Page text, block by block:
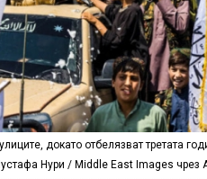
докато отбелязват третата
Нури / Middle East Images чрез